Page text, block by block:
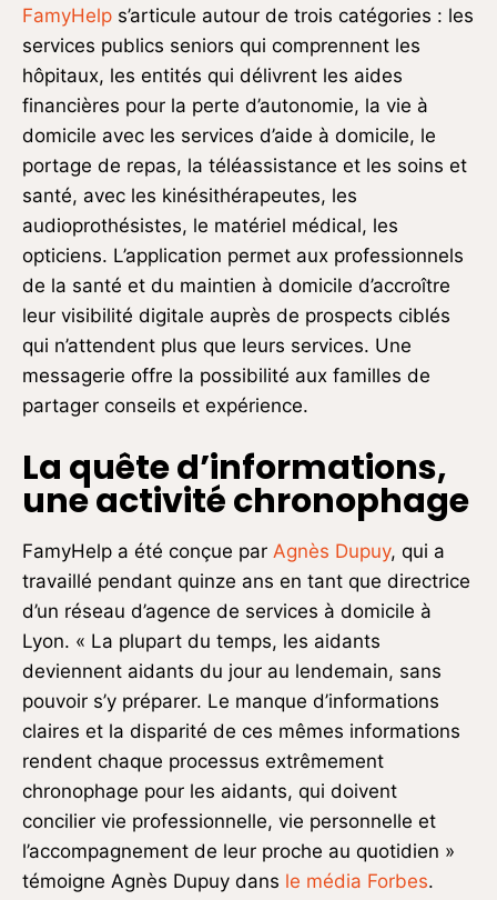
FamyHelp s’articule autour de trois catégories : les
services publics seniors qui comprennent les
hôpitaux, les entités qui délivrent les aides
financières pour la perte d’autonomie, la vie à
domicile avec les services d’aide à domicile, le
portage de repas, la téléassistance et les soins et
santé, avec les kinésithérapeutes, les
audioprothésistes, le matériel médical, les
opticiens. L’application permet aux professionnels
de la santé et du maintien à domicile d’accroître
leur visibilité digitale auprès de prospects ciblés
qui n’attendent plus que leurs services. Une
messagerie offre la possibilité aux familles de
partager conseils et expérience.
La quête d’informations,
une activité chronophage
FamyHelp a été conçue par Agnès Dupuy, qui a
travaillé pendant quinze ans en tant que directrice
d’un réseau d’agence de services à domicile à
Lyon. « La plupart du temps, les aidants
deviennent aidants du jour au lendemain, sans
pouvoir s’y préparer. Le manque d’informations
claires et la disparité de ces mêmes informations
rendent chaque processus extrêmement
chronophage pour les aidants, qui doivent
concilier vie professionnelle, vie personnelle et
l’accompagnement de leur proche au quotidien »
témoigne Agnès Dupuy dans le média Forbes.